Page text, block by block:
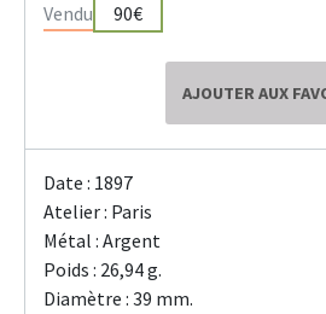
Vendu 90€
AJOUTER AUX
Date : 1897
Atelier : Paris
Métal : Argent
Poids : 26,94 g.
Diamètre : 39 mm.